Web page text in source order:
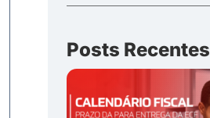
Posts Recentes